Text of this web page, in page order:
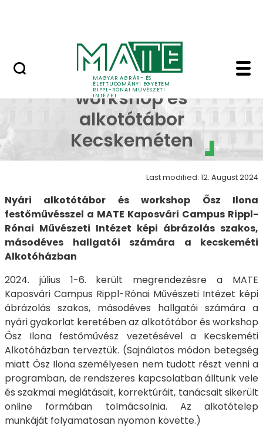
MAGYAR AGRÁR- ÉS
ÉLETTUDOMÁNYI EGYETEM
RIPPL-RÓNAI MŰVÉSZETI
INTÉZET
Festészeti Workshop
Festészeti
workshop és
alkotótábor
Kecskeméten
Last modified: 12. August 2024
Nyári alkotótábor és workshop Ősz Ilona
festőművésszel a MATE Kaposvári Campus Rippl-
Rónai Művészeti Intézet képi ábrázolás szakos,
másodéves hallgatói számára a kecskeméti
Alkotóházban
2024. július 1-6. került megrendezésre a MATE
Kaposvári Campus Rippl-Rónai Művészeti Intézet képi
ábrázolás szakos, másodéves hallgatói számára a
nyári gyakorlat keretében az alkotótábor és workshop
Ősz Ilona festőművész vezetésével a Kecskeméti
Alkotóházban terveztük. (Sajnálatos módon betegség
miatt Ősz Ilona személyesen nem tudott részt venni a
programban, de rendszeres kapcsolatban álltunk vele
és szakmai meglátásait, korrektúráit, tanácsait sikerült
online formában tolmácsolnia. Az alkotótelep
munkáját folyamatosan nyomon követte.)